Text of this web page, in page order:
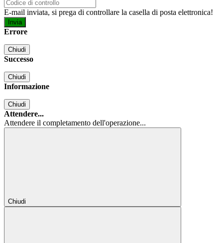
E-mail inviata, si prega di controllare la casella di posta elettronica!
Errore
Chiudi
Successo
Chiudi
Informazione
Chiudi
Attendere...
Attendere il completamento dell'operazione...
Chiudi